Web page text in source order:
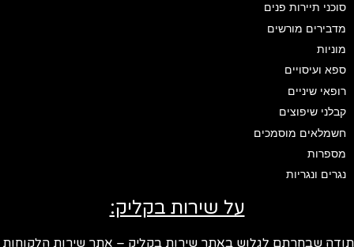
סוכני תיירות פנים
מדבירים מורשים
מוניות
ספא ועיסויים
רופאי שיניים
קבלני שיפוצים
חשמלאים מוסמכים
מספרות
נגרים ונגריות
על שירות בקליק:
תודה שבחרתם לגלוש באתר שירות בקליק – אתר שירות הלקוחות